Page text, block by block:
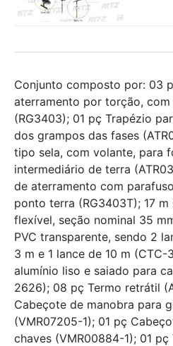
Conjunto composto por: 03
aterramento por torção, com
(RG3403); 01 pç Trapézio
dos grampos das fases
tipo sela, com volante, para
intermediário de terra
de aterramento com
ponto terra (RG3403T); 17
flexível, seção nominal 35
PVC transparente, sendo 2
3 m e 1 lance de 10 m
alumínio liso e saiado para
2626); 08 pç Termo retrátil
Cabeçote de manobra para
(VMR07205-1); 01 pç
chaves (VMR00884-1); 01